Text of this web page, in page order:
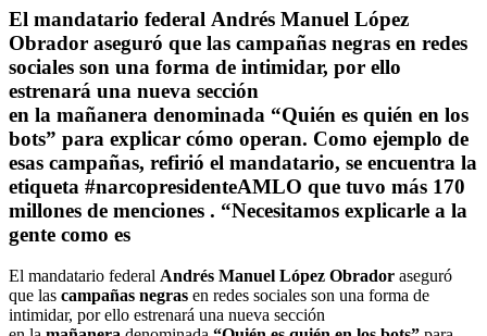
El mandatario federal Andrés Manuel López
Obrador aseguró que las campañas negras en redes
sociales son una forma de intimidar, por ello
estrenará una nueva sección
en la mañanera denominada “Quién es quién en los
bots” para explicar cómo operan. Como ejemplo de
esas campañas, refirió el mandatario, se encuentra la
etiqueta #narcopresidenteAMLO que tuvo más 170
millones de menciones . “Necesitamos explicarle a la
gente como es
El mandatario federal Andrés Manuel López Obrador aseguró
que las campañas negras en redes sociales son una forma de
intimidar, por ello estrenará una nueva sección